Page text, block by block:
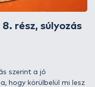
rész, súlyozás
szerint a jó
hogy körülbelül mi lesz